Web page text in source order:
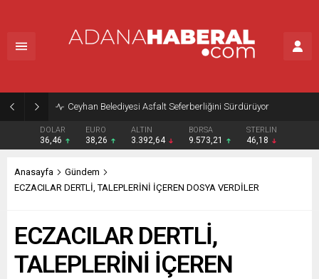
Ceyhan Belediyesi Asfalt Seferberliğini Sürdürüyor
DOLAR
36,46
EURO
38,26
ALTIN
3.392,64
BORSA
9.573,21
STERLIN
46,18
Anasayfa
Gündem
ECZACILAR DERTLİ, TALEPLERİNİ İÇEREN DOSYA VERDİLER
ECZACILAR DERTLİ,
TALEPLERİNİ İÇEREN